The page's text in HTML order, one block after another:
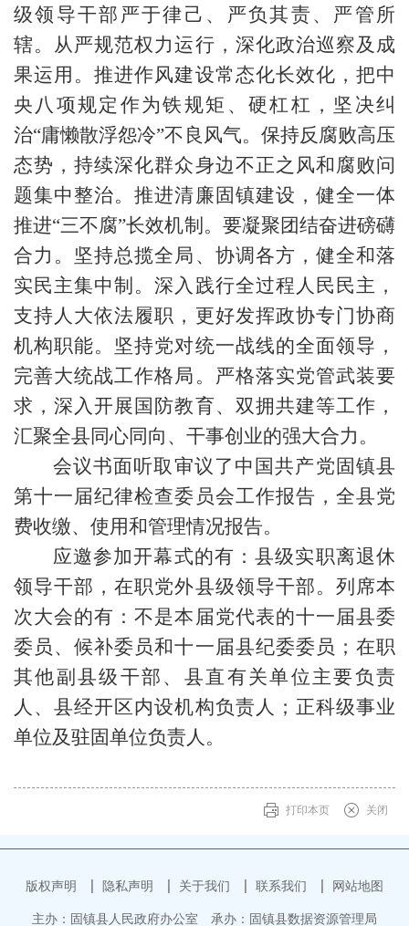
级领导干部严于律己、严负其责、严管所
辖。从严规范权力运行，深化政治巡察及成
果运用。推进作风建设常态化长效化，把中
央八项规定作为铁规矩、硬杠杠，坚决纠
治“庸懒散浮怨冷”不良风气。保持反腐败高压
态势，持续深化群众身边不正之风和腐败问
题集中整治。推进清廉固镇建设，健全一体
推进“三不腐”长效机制。要凝聚团结奋进磅礴
合力。坚持总揽全局、协调各方，健全和落
实民主集中制。深入践行全过程人民民主，
支持人大依法履职，更好发挥政协专门协商
机构职能。坚持党对统一战线的全面领导，
完善大统战工作格局。严格落实党管武装要
求，深入开展国防教育、双拥共建等工作，
汇聚全县同心同向、干事创业的强大合力。
会议书面听取审议了中国共产党固镇县
第十一届纪律检查委员会工作报告，全县党
费收缴、使用和管理情况报告。
应邀参加开幕式的有：县级实职离退休
领导干部，在职党外县级领导干部。列席本
次大会的有：不是本届党代表的十一届县委
委员、候补委员和十一届县纪委委员；在职
其他副县级干部、县直有关单位主要负责
人、县经开区内设机构负责人；正科级事业
单位及驻固单位负责人。
打印本页 关闭
版权声明 隐私声明 关于我们 联系我们 网站地图
主办：固镇县人民政府办公室 承办：固镇县数据资源管理局